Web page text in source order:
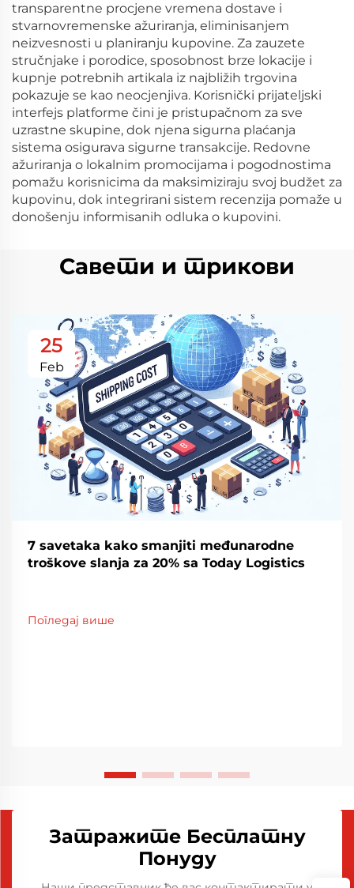
transparentne procjene vremena dostave i
stvarnovremenske ažuriranja, eliminisanjem
neizvesnosti u planiranju kupovine. Za zauzete
stručnjake i porodice, sposobnost brze lokacije i
kupnje potrebnih artikala iz najbližih trgovina
pokazuje se kao neocjenjiva. Korisnički prijateljski
interfejs platforme čini je pristupačnom za sve
uzrastne skupine, dok njena sigurna plaćanja
sistema osigurava sigurne transakcije. Redovne
ažuriranja o lokalnim promocijama i pogodnostima
pomažu korisnicima da maksimiziraju svoj budžet za
kupovinu, dok integrirani sistem recenzija pomaže u
donošenju informisanih odluka o kupovini.
Савети и трикови
25
Feb
7 savetaka kako smanjiti međunarodne
troškove slanja za 20% sa Today Logistics
Погледај више
Затражите Бесплатну
Понуду